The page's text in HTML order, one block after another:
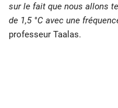
sur le fait que nous allons
de 1,5 °C avec une
professeur Taalas.